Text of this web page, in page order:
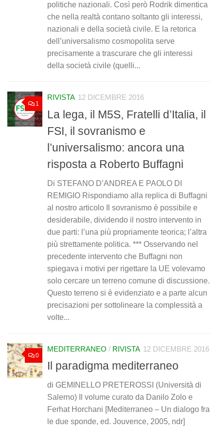
politiche nazionali. Così però Rodrik dimentica
che nella realtà contano soltanto gli interessi,
nazionali e della società civile. E la retorica
dell’universalismo cosmopolita serve
precisamente a trascurare che gli interessi
della società civile (quelli...
1
RIVISTA 12 DICEMBRE 2016
La lega, il M5S, Fratelli d’Italia, il
FSI, il sovranismo e
l’universalismo: ancora una
risposta a Roberto Buffagni
Di STEFANO D’ANDREA E PAOLO DI
REMIGIO Rispondiamo alla replica di Buffagni
al nostro articolo Il sovranismo è possibile e
desiderabile, dividendo il nostro intervento in
due parti: l’una più propriamente teorica; l’altra
più strettamente politica. *** Osservando nel
precedente intervento che Buffagni non
spiegava i motivi per rigettare la UE volevamo
solo cercare un terreno comune di discussione.
Questo terreno si è evidenziato e a parte alcun
precisazioni per sottolineare la complessità a
volte...
0
MEDITERRANEO / RIVISTA 12 DICEMBRE 2016
Il paradigma mediterraneo
di GEMINELLO PRETEROSSI (Università di
Salerno) Il volume curato da Danilo Zolo e
Ferhat Horchani [Mediterraneo – Un dialogo fra
le due sponde, ed. Jouvence, 2005, ndr]